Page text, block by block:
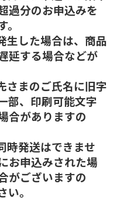
過分のお申込みを
生した場合は、商品
延する場合などが
さまのご氏名に旧字
部、印刷可能文字
合がありますの
時発送はできませ
お申込みされた場
がございますの
。